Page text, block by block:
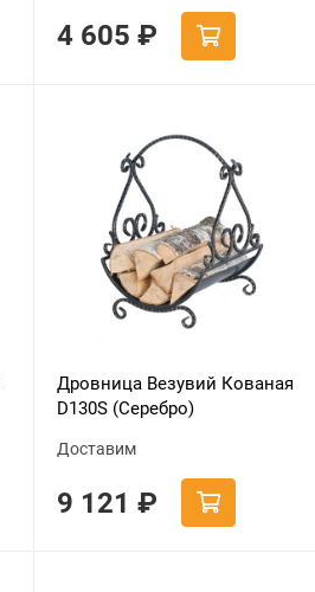
4 605 ₽
Дровница Везувий Кованая
D130S (Серебро)
Доставим
9 121 ₽